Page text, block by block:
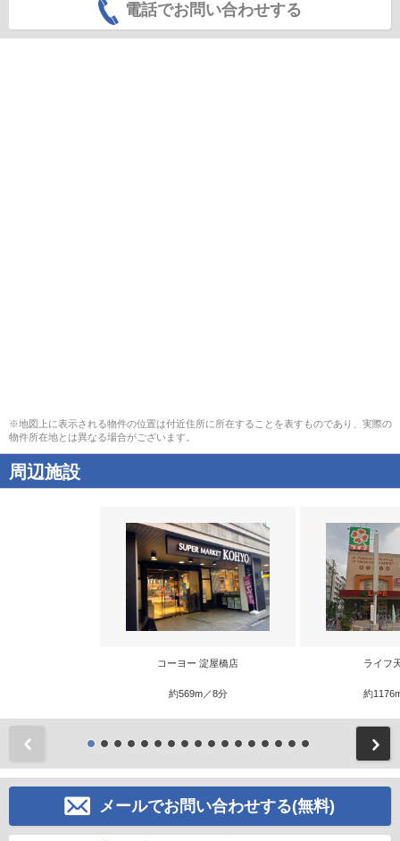
電話でお問い合わせする
※地図上に表示される物件の位置は付近住所に所在することを表すものであり、実際の
物件所在地とは異なる場合がございます。
周辺施設
コーヨー 淀屋橋店
約569m／8分
ライフ
約
メールでお問い合わせする(無料)